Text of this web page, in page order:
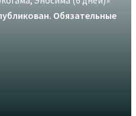
лес
Обязательные